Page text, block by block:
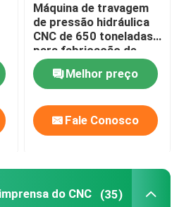
do cnc
Máquina de travagem
de pressão hidráulica
CNC de 650 toneladas
para fabricação de
postes leves e mastros
altos Melhor preço
Fale Conosco
do CNC (35)